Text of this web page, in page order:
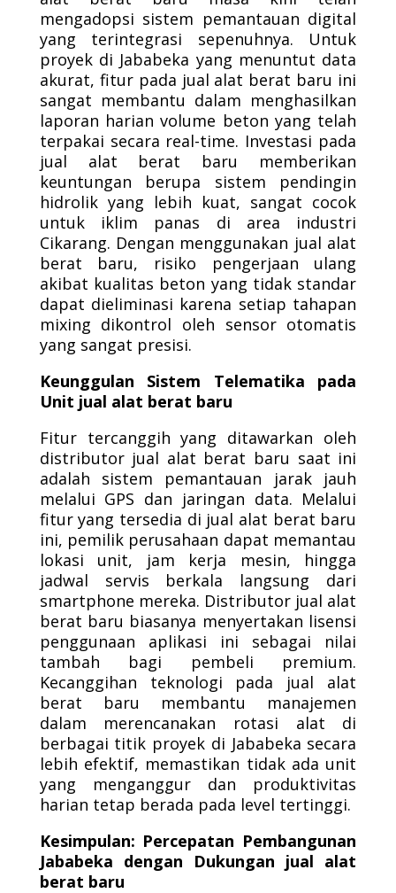
mengadopsi sistem pemantauan digital
yang terintegrasi sepenuhnya. Untuk
proyek di Jababeka yang menuntut data
akurat, fitur pada jual alat berat baru ini
sangat membantu dalam menghasilkan
laporan harian volume beton yang telah
terpakai secara real-time. Investasi pada
jual alat berat baru memberikan
keuntungan berupa sistem pendingin
hidrolik yang lebih kuat, sangat cocok
untuk iklim panas di area industri
Cikarang. Dengan menggunakan jual alat
berat baru, risiko pengerjaan ulang
akibat kualitas beton yang tidak standar
dapat dieliminasi karena setiap tahapan
mixing dikontrol oleh sensor otomatis
yang sangat presisi.
Keunggulan Sistem Telematika pada
Unit jual alat berat baru
Fitur tercanggih yang ditawarkan oleh
distributor jual alat berat baru saat ini
adalah sistem pemantauan jarak jauh
melalui GPS dan jaringan data. Melalui
fitur yang tersedia di jual alat berat baru
ini, pemilik perusahaan dapat memantau
lokasi unit, jam kerja mesin, hingga
jadwal servis berkala langsung dari
smartphone mereka. Distributor jual alat
berat baru biasanya menyertakan lisensi
penggunaan aplikasi ini sebagai nilai
tambah bagi pembeli premium.
Kecanggihan teknologi pada jual alat
berat baru membantu manajemen
dalam merencanakan rotasi alat di
berbagai titik proyek di Jababeka secara
lebih efektif, memastikan tidak ada unit
yang menganggur dan produktivitas
harian tetap berada pada level tertinggi.
Kesimpulan: Percepatan Pembangunan
Jababeka dengan Dukungan jual alat
berat baru